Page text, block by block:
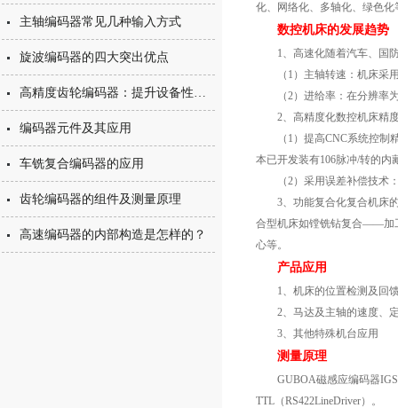
主轴编码器常见几种输入方式
旋波编码器的四大突出优点
高精度齿轮编码器：提升设备性能的秘诀
编码器元件及其应用
车铣复合编码器的应用
齿轮编码器的组件及测量原理
高速编码器的内部构造是怎样的？
化、网络化、多轴化、绿色化
数控机床的发展趋势
1、高速化随着汽车、国防
（1）主轴转速：机床采用
（2）进给率：在分辨率为
2、高精度化数控机床精度
（1）提高CNC系统控制精
本已开发装有106脉冲/转的内
（2）采用误差补偿技术：
3、功能复合化复合机床的
合型机床如镗铣钻复合——加
心等。
产品应用
1、机床的位置检测及回
2、马达及主轴的速度、
3、其他特殊机台应用
测量原理
GUBOA磁感应编码器IGS
TTL（RS422LineDriver）。